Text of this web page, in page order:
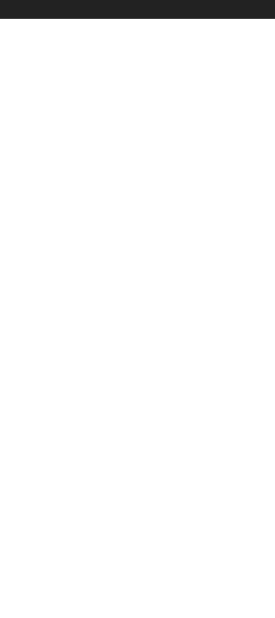
- 50 % pod cenou brýlí značky